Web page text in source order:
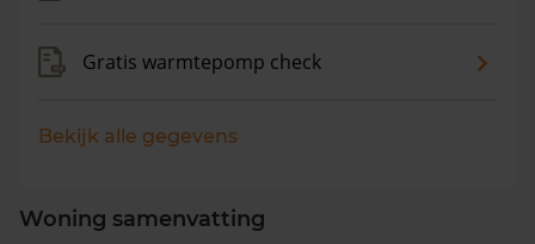
Gratis warmtepomp check
Bekijk alle gegevens
Woning samenvatting